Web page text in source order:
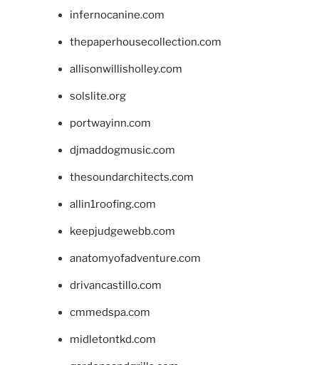
infernocanine.com
thepaperhousecollection.com
allisonwillisholley.com
solslite.org
portwayinn.com
djmaddogmusic.com
thesoundarchitects.com
allin1roofing.com
keepjudgewebb.com
anatomyofadventure.com
drivancastillo.com
cmmedspa.com
midletontkd.com